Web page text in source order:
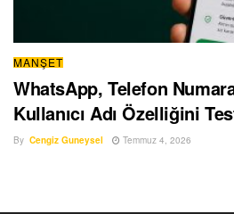
MANŞET
WhatsApp, Telefon
Kullanıcı Adı Özelliğini
By Cengiz Guneysel Temmuz 4, 2026